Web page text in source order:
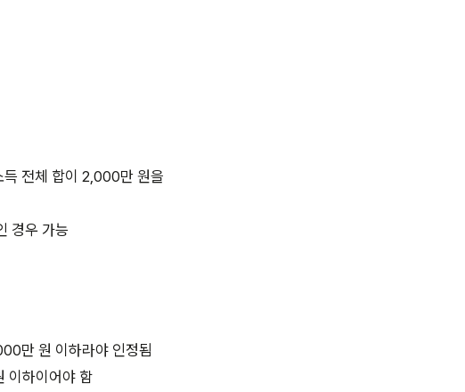
전체 합이 2,000만 원을
경우 가능
만 원 이하라야 인정됨
이하이어야 함